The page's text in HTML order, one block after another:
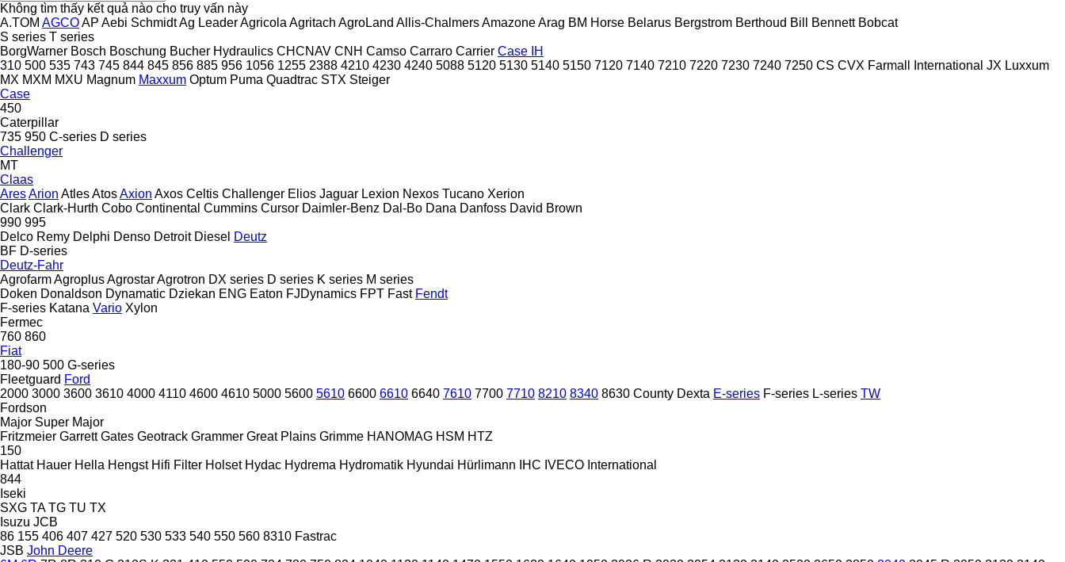
Không tìm thấy kết quả nào cho truy vấn này
A.TOM AGCOAP Aebi SchmidtAg LeaderAgricola Agritach AgroLand Allis-ChalmersAmazoneArag BM Horse Belarus Bergstrom Berthoud Bill Bennett Bobcat
S series T series
BorgWarner Bosch Boschung Bucher Hydraulics CHCNAV CNH Camso Carraro Carrier Case IH
310 500 535 743 745 844 845 856 885 956 1056 1255 2388 4210 4230 4240 5088 5120 5130 5140 5150 7120 7140 7210 7220 7230 7240 7250 CS CVX Farmall International JX Luxxum
MX MXM MXU Magnum Maxxum Optum Puma Quadtrac STX Steiger
Case
450
Caterpillar
735 950 C-series D series
Challenger
MT
Claas
AresArion AtlesAtosAxion Axos Celtis Challenger Elios Jaguar Lexion Nexos Tucano Xerion
Clark Clark-Hurth Cobo Continental Cummins Cursor Daimler-Benz Dal-Bo Dana Danfoss David Brown
990 995
Delco Remy Delphi Denso Detroit Diesel Deutz
BF D-series
Deutz-Fahr
AgrofarmAgroplusAgrostarAgrotron DX series D series K series M series
Doken Donaldson Dynamatic Dziekan ENG Eaton FJDynamics FPT Fast Fendt
F-series Katana Vario Xylon
Fermec
760 860
Fiat
180-90 500 G-series
Fleetguard Ford
2000 3000 3600 3610 4000 4110 4600 4610 5000 5600 5610 6600 6610 6640 7610 7700 7710 8210 8340 8630 County Dexta E-series F-series L-series TW
Fordson
Major Super Major
Fritzmeier Garrett Gates Geotrack Grammer Great Plains Grimme HANOMAG HSM HTZ
150
Hattat Hauer Hella Hengst Hifi Filter Holset Hydac Hydrema Hydromatik Hyundai Hürlimann IHC IVECO International
844
Iseki
SXG TA TG TU TX
Isuzu JCB
86 155 406 407 427 520 530 533 540 550 560 8310 Fastrac
JSB John Deere